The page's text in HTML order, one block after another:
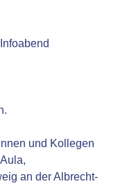
und Kollegen
an der Albrecht-